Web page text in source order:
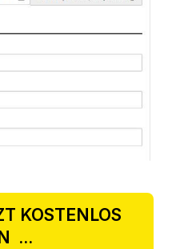
KOSTENLOS
...